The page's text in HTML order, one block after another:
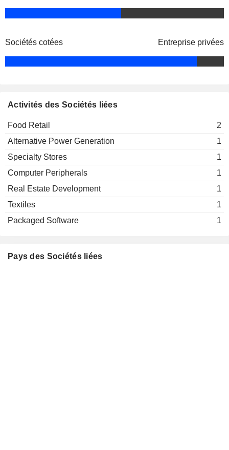
Sociétés cotées Entreprise privées
Activités des Sociétés liées
Food Retail
2
Alternative Power Generation
1
Specialty Stores
1
Computer Peripherals
1
Real Estate Development
1
Textiles
1
Packaged Software
1
Pays des Sociétés liées